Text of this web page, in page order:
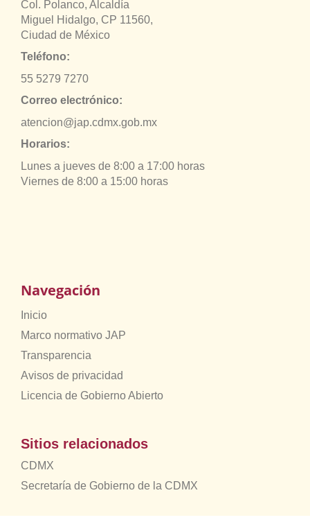
Col. Polanco, Alcaldía
Miguel Hidalgo, CP 11560,
Ciudad de México
Teléfono:
55 5279 7270
Correo electrónico:
atencion@jap.cdmx.gob.mx
Horarios:
Lunes a jueves de 8:00 a 17:00 horas
Viernes de 8:00 a 15:00 horas
Navegación
Inicio
Marco normativo JAP
Transparencia
Avisos de privacidad
Licencia de Gobierno Abierto
Sitios relacionados
CDMX
Secretaría de Gobierno de la CDMX